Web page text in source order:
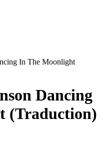
In The Moonlight
Dancing
(Traduction)